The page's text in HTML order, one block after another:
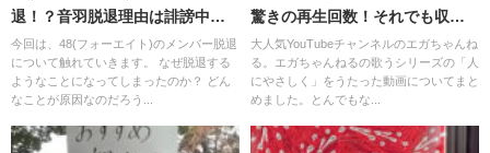
動画内容は、「 回しやすく!!運動効果も高い !!」と謳ったフ
ラフープを「数十秒」だけ回し、前後の体重変化を見よ
※一般人女性の方とは3か月以上の交際期間がありますの
で、交際中という判断にしています。
2022年2月5日 クレーンゲーム1万円 山本さん「彼女いな
いじゃん!!」 ステータス!?!?
退！？音羽脱退理由は誹謗中
傷？
今回は、48(フォーエイト)のメンバー脱退
について触れていきます。 なぜ脱退する
ようなことになってしまったのか？ どん
なことが原因なのだろう...
驚きの再生回数！それでも収益
はゼロってほんと？
大人気YouTubeチャンネルのエガちゃんね
る。エガちゃんねるの歌うシリーズの「人
にやさしく」をうたった動画についてまと
めました。とんでもな...